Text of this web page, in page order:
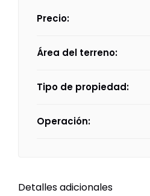
Precio:
Área del terreno:
Tipo de propiedad:
Operación:
Detalles adicionales